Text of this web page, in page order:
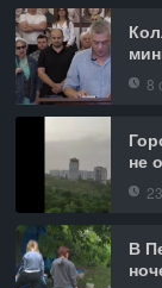
8
не
В